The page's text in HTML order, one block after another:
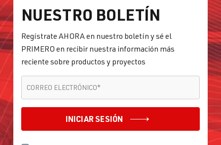
NUESTRO BOLETÍN
Regístrate AHORA en nuestro boletín y sé el
PRIMERO en recibir nuestra información más
reciente sobre productos y proyectos
CORREO ELECTRÓNICO*
INICIAR SESIÓN